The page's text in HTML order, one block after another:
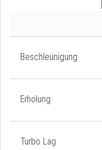
Beschleunigung
Erholung
Turbo Lag